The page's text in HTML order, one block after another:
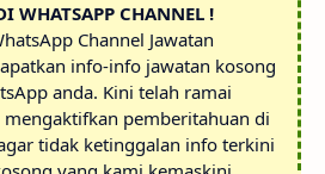
WHATSAPP CHANNEL !
Channel Jawatan
info-info jawatan kosong
anda. Kini telah ramai
pemberitahuan di
tidak ketinggalan info terkini